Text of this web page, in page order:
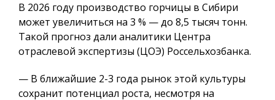
В 2026 году производство горчицы в Сибири
может увеличиться на 3 % — до 8,5 тысяч тонн.
Такой прогноз дали аналитики Центра
отраслевой экспертизы (ЦОЭ) Россельхозбанка.
— В ближайшие 2-3 года рынок этой культуры
сохранит потенциал роста, несмотря на